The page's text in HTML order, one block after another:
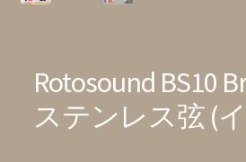
Rotosound BS10
ステンレス弦 (